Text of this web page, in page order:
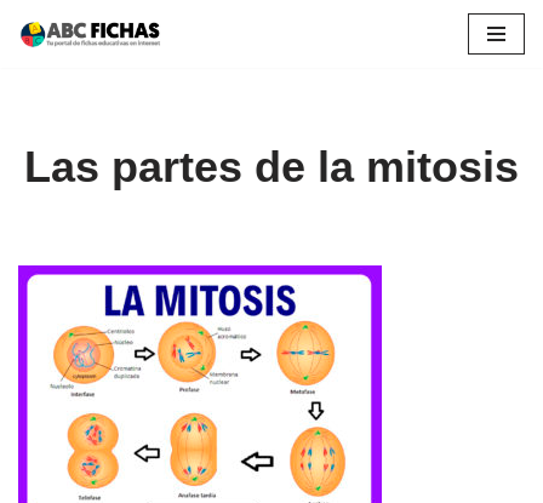
Las partes de la mitosis